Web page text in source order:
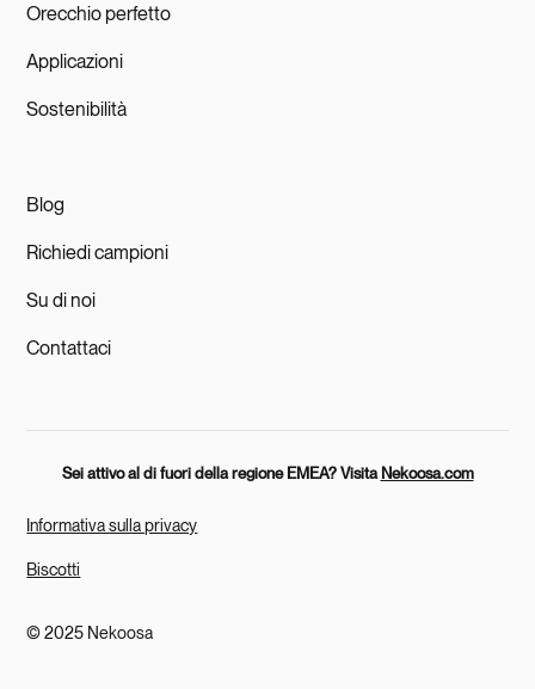
Orecchio perfetto
Applicazioni
Sostenibilità
Blog
Richiedi campioni
Su di noi
Contattaci
Sei attivo al di fuori della regione EMEA? VisitaNekoosa.com
© 2025 Nekoosa
Informativa sulla privacy
Biscotti